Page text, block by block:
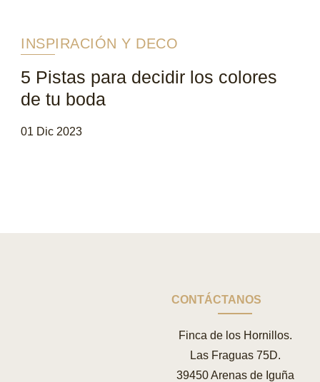
INSPIRACIÓN Y DECO
5 Pistas para decidir los colores
de tu boda
01 Dic 2023
CONTÁCTANOS
Finca de los Hornillos.
Las Fraguas 75D.
39450 Arenas de Iguña